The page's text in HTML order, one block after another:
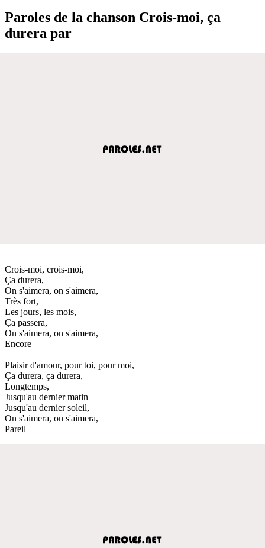
Paroles de la chanson Crois-moi, ça
durera par
Crois-moi, crois-moi,
Ça durera,
On s'aimera, on s'aimera,
Très fort,
Les jours, les mois,
Ça passera,
On s'aimera, on s'aimera,
Encore
Plaisir d'amour, pour toi, pour moi,
Ça durera, ça durera,
Longtemps,
Jusqu'au dernier matin
Jusqu'au dernier soleil,
On s'aimera, on s'aimera,
Pareil